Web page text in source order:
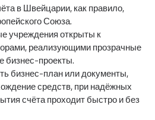
в Швейцарии, как правило,
Союза.
учреждения открыты к
реализующими прозрачные
бизнес-проекты.
бизнес-план или документы,
средств, при надёжных
счёта проходит быстро и без